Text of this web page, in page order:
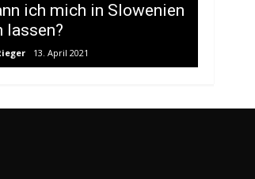
ich mich in Slowenien
lassen?
13. April 2021